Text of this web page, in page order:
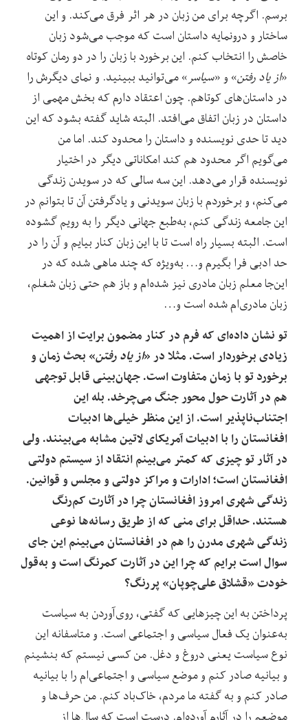
برسم. اگرچه برای من زبان در هر اثر فرق می‌کند. و این
ساختار و درونمایه‌ داستان است که موجب می‌‌شود زبان
خاصش را انتخاب کنم. این برخورد با زبان را در دو رمان کوتاه
«از یاد رفتن» و «سیاسر» می‌توانید ببینید. و نمای‌ دیگرش را
در داستان‌‌های کوتاهم. چون اعتقاد دارم که بخش مهمی از
داستان در زبان اتفاق می‌افتد. البته شاید گفته بشود که این
دید تا حدی نویسنده و داستان را محدود کند. اما من
می‌گویم اگر محدود هم کند امکاناتی دیگر در اختیار
نویسنده قرار می‌دهد. این سه سالی که در سویدن زند‌گی
می‌کنم، و برخوردم با زبان سویدنی و یادگرفتن آن تا بتوانم در
این جامعه زند‌گی کنم، به‌طبع جهانی دیگر را به رویم گشوده
است. البته بسیار راه است تا با این زبان کنار بیایم و آن را در
حد ادبی فرا بگیرم و… به‌ویژه که چند ماهی شده که در
این‌جا معلم زبان مادری نیز شده‌ام و باز هم حتی زبان شغلم،
زبان مادری‌ام شده است و…
تو نشان داده‌ای که فرم در کنار مضمون برایت از اهمیت
زیادی برخوردار است. مثلا در «از یاد رفتن» بحث زمان و
برخورد تو با زمان متفاوت است. جهان‌بینی قابل توجهی
هم در آثارت حول محور جنگ می‌چرخد. بله این
اجتناب‌ناپذیر است. از این منظر خیلی‌ها ادبیات
افغانستان را با ادبیات آمریکای لاتین مشابه می‌بینند. ولی
در آثار تو چیزی که کمتر می‌بینم انتقاد از سیستم دولتی
افغانستان است؛ ادارات و مراکز دولتی و مجلس و قوانین.
زندگی شهری امروز افغانستان چرا در آثارت کم‌رنگ
هستند. حداقل برای منی که از طریق رسانه‌ها نوعی
زندگی شهری مدرن را هم در افغانستان می‌بینم این جای
سوال است برایم که چرا این در آثارت کمرنگ است و به‌قول
خودت «قشلاق علی‌چوپان» پررنگ؟
پرداختن به این چیزهایی که گفتی، روی‌آوردن به سیاست
به‌عنوان یک فعال سیاسی و اجتماعی است. و متاسفانه این
نوع سیاست یعنی دروغ و دغل. من کسی نیستم که بنشینم
و بیانیه صادر کنم و موضع سیاسی و اجتماعی‌ام را با بیانیه
صادر کنم و به گفته‌ ما مردم، خاک‌باد کنم. من حرف‌ها و